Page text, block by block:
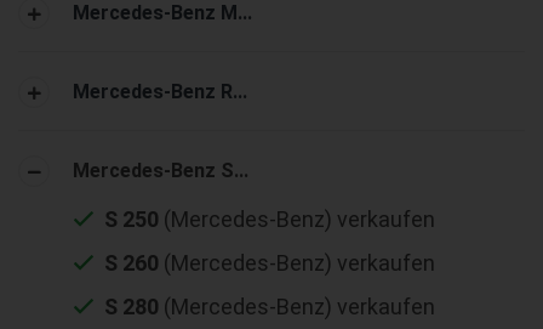
Mercedes-Benz M...
Mercedes-Benz R...
Mercedes-Benz S...
S 250 (Mercedes-Benz) verkaufen
S 260 (Mercedes-Benz) verkaufen
S 280 (Mercedes-Benz) verkaufen